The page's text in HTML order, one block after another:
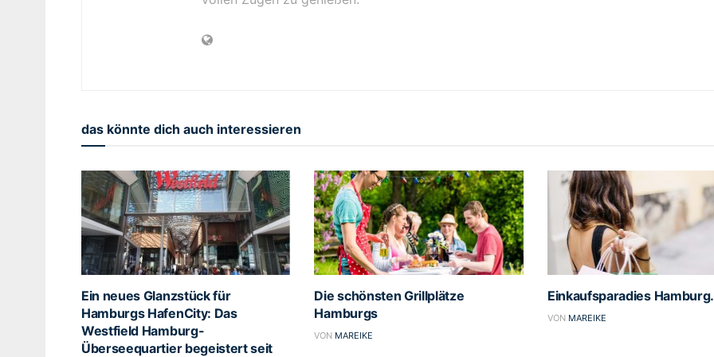
das könnte dich auch interessieren
Ein neues Glanzstück für
Hamburgs HafenCity: Das
Westfield Hamburg-
Überseequartier begeistert seit
Die schönsten Grillplätze
Hamburgs
VON MAREIKE
Einkaufsparadies
VON MAREIKE